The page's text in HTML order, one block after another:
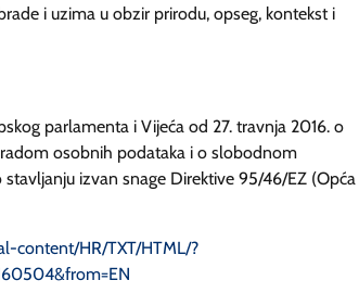
i uzima u obzir prirodu, opseg, kontekst i
parlamenta i Vijeća od 27. travnja 2016. o
osobnih podataka i o slobodnom
izvan snage Direktive 95/46/EZ (Opća
content/HR/TXT/HTML/?